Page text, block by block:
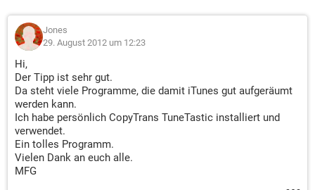
Jones
29. August 2012 um 12:23
Hi,
Der Tipp ist sehr gut.
Da steht viele Programme, die damit iTunes gut aufgeräumt
werden kann.
Ich habe persönlich CopyTrans TuneTastic installiert und
verwendet.
Ein tolles Programm.
Vielen Dank an euch alle.
MFG